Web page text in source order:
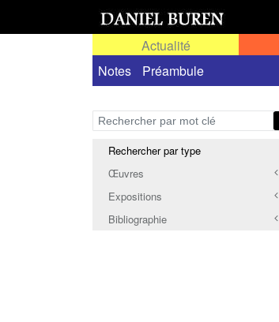
Actualité
Notes
Préambule
Rechercher par type
Œuvres
Expositions
Bibliographie